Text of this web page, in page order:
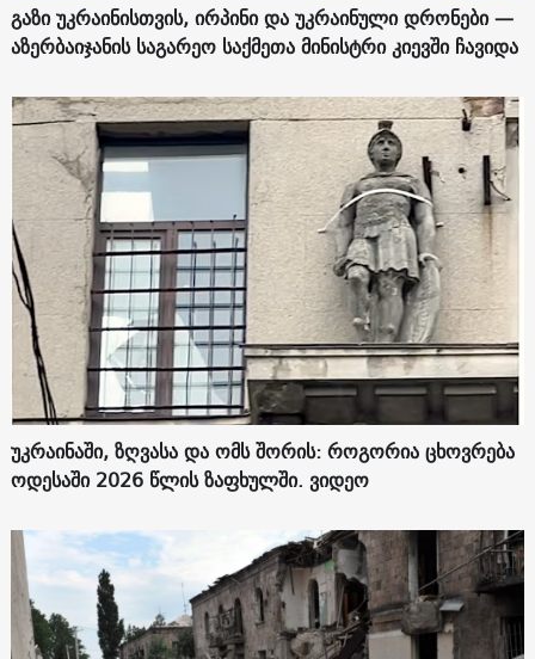
გაზი უკრაინისთვის, ირპინი და უკრაინული დრონები —
აზერბაიჯანის საგარეო საქმეთა მინისტრი კიევში ჩავიდა
უკრაინაში, ზღვასა და ომს შორის: როგორია ცხოვრება
ოდესაში 2026 წლის ზაფხულში. ვიდეო